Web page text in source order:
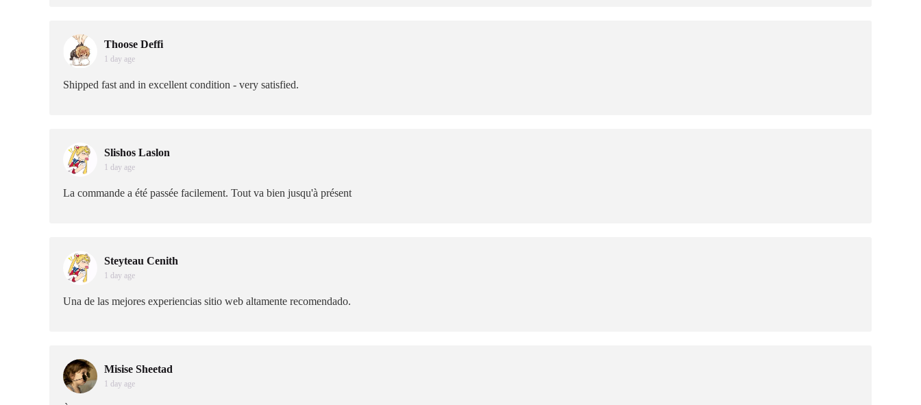
Thoose Deffi
1 day age
Shipped fast and in excellent condition - very satisfied.
Slishos Laslon
1 day age
La commande a été passée facilement. Tout va bien jusqu'à présent
Steyteau Cenith
1 day age
Una de las mejores experiencias sitio web altamente recomendado.
Misise Sheetad
1 day age